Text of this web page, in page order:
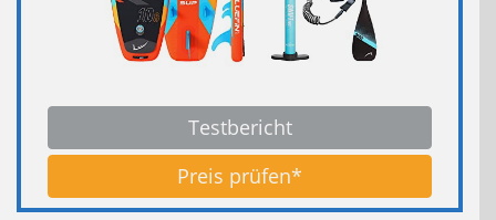
Testbericht
Preis prüfen*